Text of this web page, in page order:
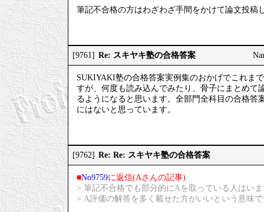
筆記不合格の方はわざわざ手間をかけて論文投稿
[9761] Re: スキヤキ塾の合格答案
SUKIYAKI塾の合格答案実例集のおかげでこれま
すが、何度も読み込んでみたり、骨子にまとめて
るようになると思います。全部門全科目の合格
にはないと思っています。
[9762] Re: Re: スキヤキ塾の合格答案
■No9759に返信(Aさんの記事)
> 筆記不合格でも部分的にAを取っている人はい
> A評価の解答を多く載せた方がいいという意味